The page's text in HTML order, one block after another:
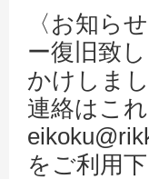
〈お知ら
ー復旧致
かけしま
連絡はこ
をご利用下